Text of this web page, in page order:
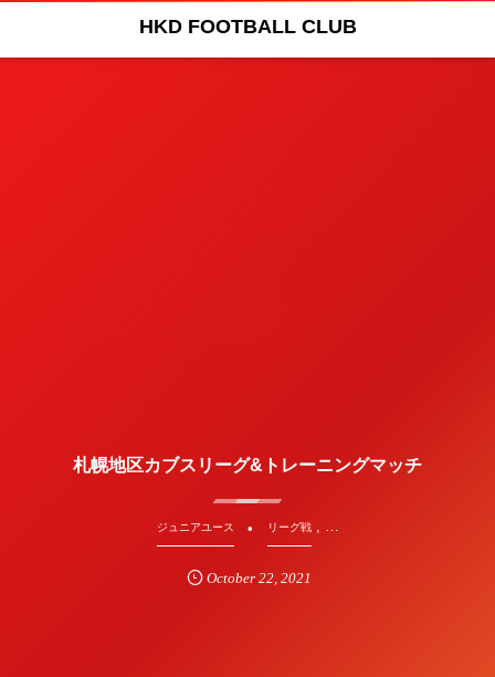
HKD FOOTBALL CLUB
札幌地区カブスリーグ&トレーニングマッチ
ジュニアユース リーグ戦, …
October 22,2021